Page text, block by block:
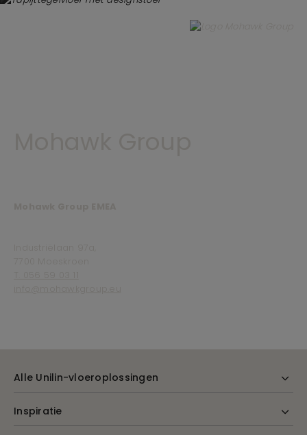
Alle Unilin-vloeroplossingen
Inspiratie